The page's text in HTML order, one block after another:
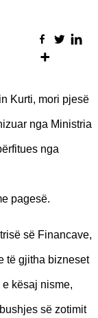
Kurti, mori pjesë
nga Ministria
nga
pagesë.
së Financave,
të gjitha bizneset
kësaj nisme,
së zotimit